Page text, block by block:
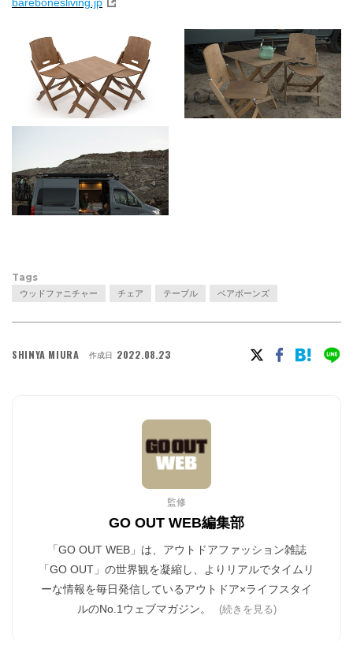
Tags
ウッドファニチャー チェア テーブル ベアボーンズ
SHINYA MIURA 作成日 2022.08.23
監修
GO OUT WEB編集部
「GO OUT WEB」は、アウトドアファッション雑誌
「GO OUT」の世界観を凝縮し、よりリアルでタイムリ
ーな情報を毎日発信しているアウトドア×ライフスタイ
ルのNo.1ウェブマガジン。
(続きを見る)